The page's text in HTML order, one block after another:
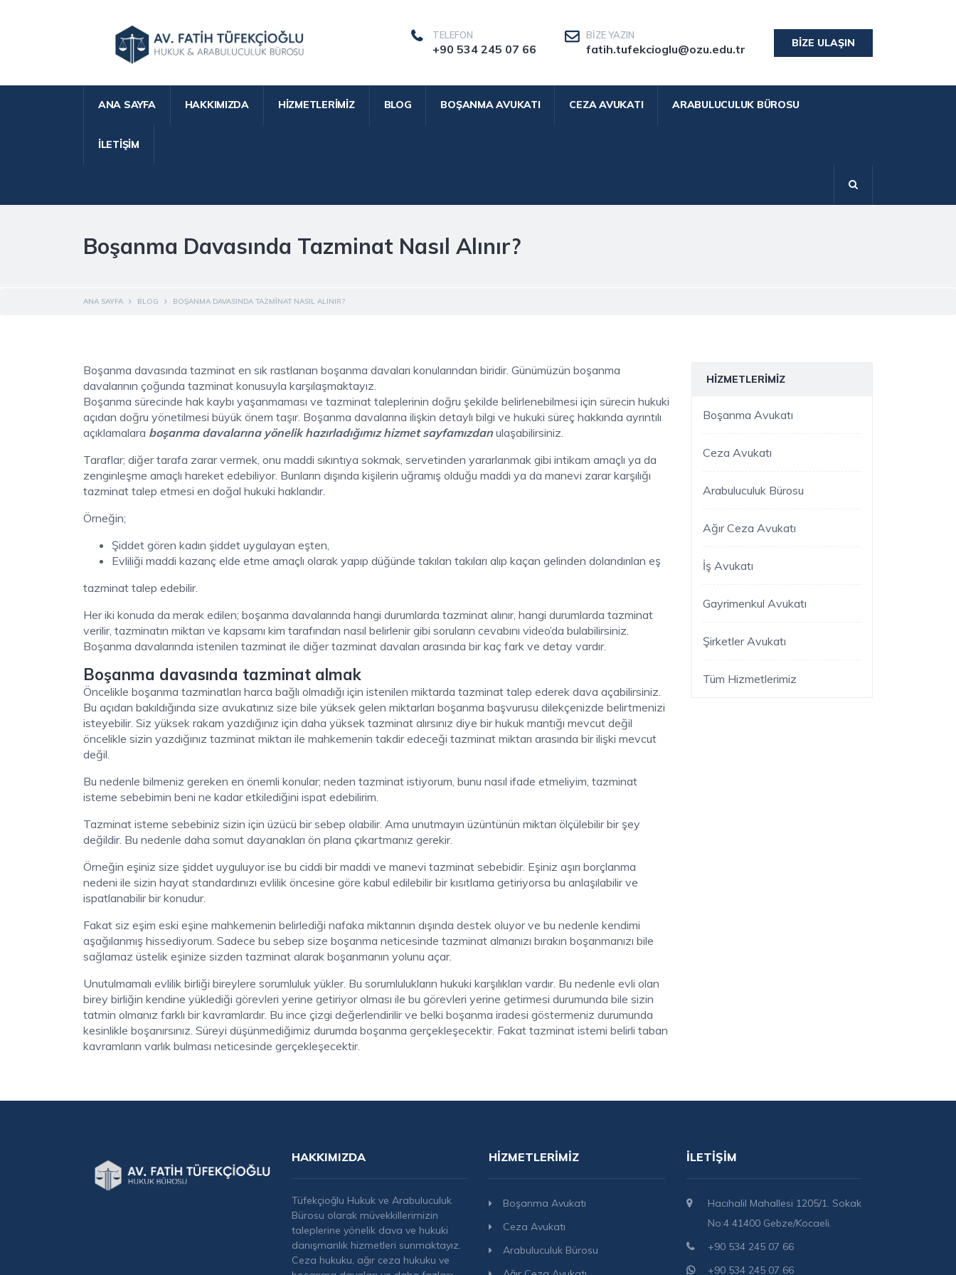
TELEFON
+90 534 245 07 66
BIZE YAZIN
fatih.tufekcioglu@ozu.edu.tr BIZE ULAŞIN
ANA SAYFA HAKKIMIZDA HIZMETLERIMIZ BLOG BOŞANMA AVUKATI CEZA AVUKATI ARABULUCULUK BÜROSU
İLETIŞIM
Boşanma Davasında Tazminat Nasıl Alınır?
ANA SAYFA BLOG BOŞANMA DAVASINDA TAZMINAT NASIL ALINIR?
Boşanma davasında tazminat en sık rastlanan boşanma davaları konularından biridir. Günümüzün boşanma
davalarının çoğunda tazminat konusuyla karşılaşmaktayız.
Boşanma sürecinde hak kaybı yaşanmaması ve tazminat taleplerinin doğru şekilde belirlenebilmesi için sürecin hukuki
açıdan doğru yönetilmesi büyük önem taşır. Boşanma davalarına ilişkin detaylı bilgi ve hukuki süreç hakkında ayrıntılı
açıklamalara boşanma davalarına yönelik hazırladığımız hizmet sayfamızdan ulaşabilirsiniz.
Taraflar; diğer tarafa zarar vermek, onu maddi sıkıntıya sokmak, servetinden yararlanmak gibi intikam amaçlı ya da
zenginleşme amaçlı hareket edebiliyor. Bunların dışında kişilerin uğramış olduğu maddi ya da manevi zarar karşılığı
tazminat talep etmesi en doğal hukuki haklarıdır.
Örneğin;
Şiddet gören kadın şiddet uygulayan eşten,
Evliliği maddi kazanç elde etme amaçlı olarak yapıp düğünde takılan takıları alıp kaçan gelinden dolandırılan eş
tazminat talep edebilir.
Her iki konuda da merak edilen; boşanma davalarında hangi durumlarda tazminat alınır, hangi durumlarda tazminat
verilir, tazminatın miktarı ve kapsamı kim tarafından nasıl belirlenir gibi soruların cevabını video’da bulabilirsiniz.
Boşanma davalarında istenilen tazminat ile diğer tazminat davaları arasında bir kaç fark ve detay vardır.
Boşanma davasında tazminat almak
Öncelikle boşanma tazminatları harca bağlı olmadığı için istenilen miktarda tazminat talep ederek dava açabilirsiniz.
Bu açıdan bakıldığında size avukatınız size bile yüksek gelen miktarları boşanma başvurusu dilekçenizde belirtmenizi
isteyebilir. Siz yüksek rakam yazdığınız için daha yüksek tazminat alırsınız diye bir hukuk mantığı mevcut değil
öncelikle sizin yazdığınız tazminat miktarı ile mahkemenin takdir edeceği tazminat miktarı arasında bir ilişki mevcut
değil.
Bu nedenle bilmeniz gereken en önemli konular; neden tazminat istiyorum, bunu nasıl ifade etmeliyim, tazminat
isteme sebebimin beni ne kadar etkilediğini ispat edebilirim.
Tazminat isteme sebebiniz sizin için üzücü bir sebep olabilir. Ama unutmayın üzüntünün miktarı ölçülebilir bir şey
değildir. Bu nedenle daha somut dayanakları ön plana çıkartmanız gerekir.
Örneğin eşiniz size şiddet uyguluyor ise bu ciddi bir maddi ve manevi tazminat sebebidir. Eşiniz aşırı borçlanma
nedeni ile sizin hayat standardınızı evlilik öncesine göre kabul edilebilir bir kısıtlama getiriyorsa bu anlaşılabilir ve
ispatlanabilir bir konudur.
Fakat siz eşim eski eşine mahkemenin belirlediği nafaka miktarının dışında destek oluyor ve bu nedenle kendimi
aşağılanmış hissediyorum. Sadece bu sebep size boşanma neticesinde tazminat almanızı bırakın boşanmanızı bile
sağlamaz üstelik eşinize sizden tazminat alarak boşanmanın yolunu açar.
Unutulmamalı evlilik birliği bireylere sorumluluk yükler. Bu sorumlulukların hukuki karşılıkları vardır. Bu nedenle evli olan
birey birliğin kendine yüklediği görevleri yerine getiriyor olması ile bu görevleri yerine getirmesi durumunda bile sizin
tatmin olmanız farklı bir kavramlardır. Bu ince çizgi değerlendirilir ve belki boşanma iradesi göstermeniz durumunda
kesinlikle boşanırsınız. Süreyi düşünmediğimiz durumda boşanma gerçekleşecektir. Fakat tazminat istemi belirli taban
kavramların varlık bulması neticesinde gerçekleşecektir.
HIZMETLERIMIZ
Boşanma Avukatı
Ceza Avukatı
Arabuluculuk Bürosu
Ağır Ceza Avukatı
İş Avukatı
Gayrimenkul Avukatı
Şirketler Avukatı
Tüm Hizmetlerimiz
HAKKIMIZDA
Tüfekçioğlu Hukuk ve Arabuluculuk
Bürosu olarak müvekkillerimizin
taleplerine yönelik dava ve hukuki
danışmanlık hizmetleri sunmaktayız.
Ceza hukuku, ağır ceza hukuku ve
HIZMETLERIMIZ
Boşanma Avukatı
Ceza Avukatı
Arabuluculuk Bürosu
İLETIŞIM
Hacıhalil Mahallesi 1205/1. Sokak
No:4 41400 Gebze/Kocaeli.
+90 534 245 07 66
+90 534 245 07 66